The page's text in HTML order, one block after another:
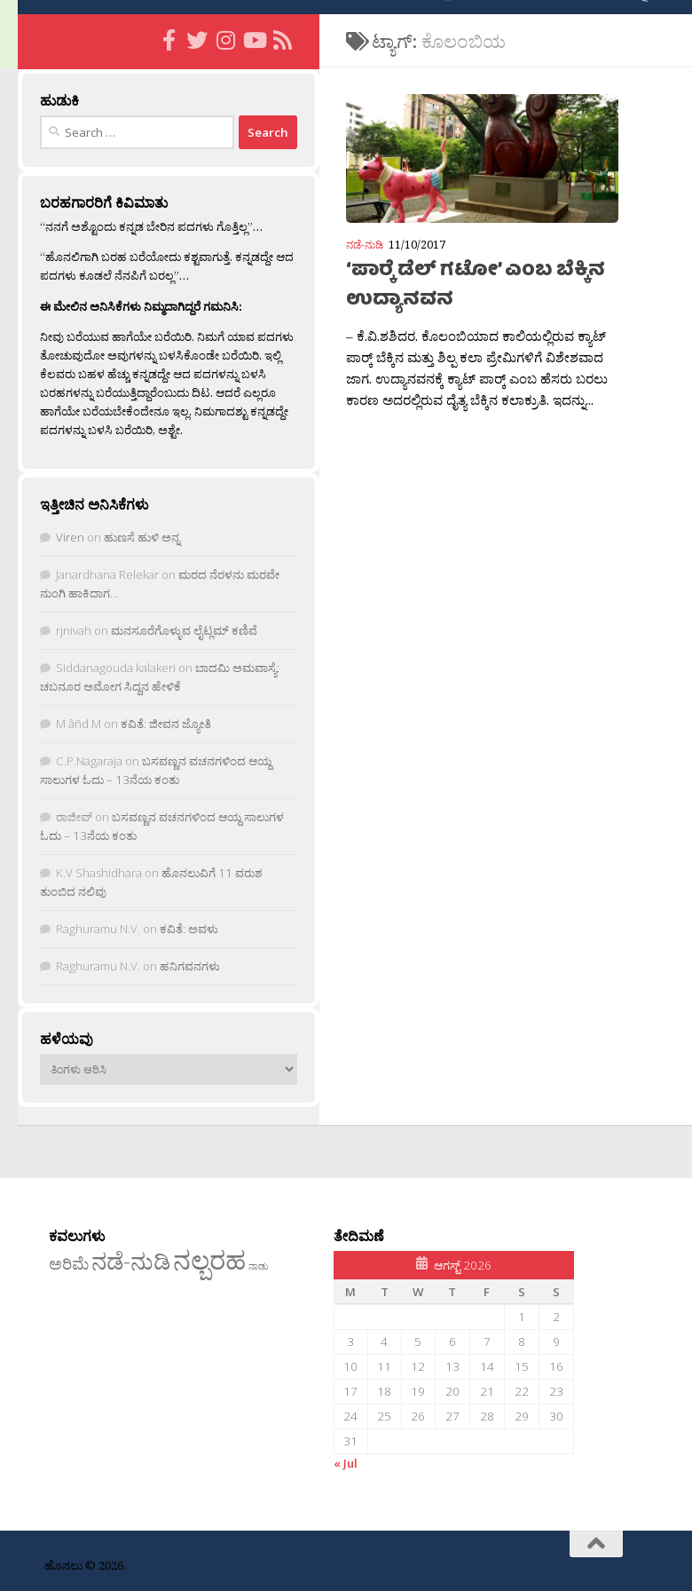
ಟ್ಯಾಗ್: ಕೊಲಂಬಿಯ
ನಡೆ-ನುಡಿ 11/10/2017
‘ಪಾರ‍್ಕೆ ಡೆಲ್ ಗಟೋ’ ಎಂಬ ಬೆಕ್ಕಿನ
ಉದ್ಯಾನವನ
– ಕೆ.ವಿ.ಶಶಿದರ. ಕೊಲಂಬಿಯಾದ ಕಾಲಿಯಲ್ಲಿರುವ ಕ್ಯಾಟ್
ಪಾರ‍್ಕ್ ಬೆಕ್ಕಿನ ಮತ್ತು ಶಿಲ್ಪ ಕಲಾ ಪ್ರೇಮಿಗಳಿಗೆ ವಿಶೇಶವಾದ
ಜಾಗ. ಉದ್ಯಾನವನಕ್ಕೆ ಕ್ಯಾಟ್ ಪಾರ‍್ಕ್ ಎಂಬ ಹೆಸರು ಬರಲು
ಕಾರಣ ಅದರಲ್ಲಿರುವ ದೈತ್ಯ ಬೆಕ್ಕಿನ ಕಲಾಕ್ರುತಿ. ಇದನ್ನು...
ಹುಡುಕಿ
Search
ಬರಹಗಾರರಿಗೆ ಕಿವಿಮಾತು
“ನನಗೆ ಅಶ್ಟೊಂದು ಕನ್ನಡ ಬೇರಿನ ಪದಗಳು ಗೊತ್ತಿಲ್ಲ”…
“ಹೊನಲಿಗಾಗಿ ಬರಹ ಬರೆಯೋದು ಕಶ್ಟವಾಗುತ್ತೆ. ಕನ್ನಡದ್ದೇ ಆದ
ಪದಗಳು ಕೂಡಲೆ ನೆನಪಿಗೆ ಬರಲ್ಲ”…
ಈ ಮೇಲಿನ ಅನಿಸಿಕೆಗಳು ನಿಮ್ಮದಾಗಿದ್ದರೆ ಗಮನಿಸಿ:
ನೀವು ಬರೆಯುವ ಹಾಗೆಯೇ ಬರೆಯಿರಿ. ನಿಮಗೆ ಯಾವ ಪದಗಳು
ತೋಚುವುದೋ ಅವುಗಳನ್ನು ಬಳಸಿಕೊಂಡೇ ಬರೆಯಿರಿ. ಇಲ್ಲಿ
ಕೆಲವರು ಬಹಳ ಹೆಚ್ಚು ಕನ್ನಡದ್ದೇ ಆದ ಪದಗಳನ್ನು ಬಳಸಿ
ಬರಹಗಳನ್ನು ಬರೆಯುತ್ತಿದ್ದಾರೆಂಬುದು ದಿಟ. ಆದರೆ ಎಲ್ಲರೂ
ಹಾಗೆಯೇ ಬರೆಯಬೇಕೆಂದೇನೂ ಇಲ್ಲ. ನಿಮಗಾದಶ್ಟು ಕನ್ನಡದ್ದೇ
ಪದಗಳನ್ನು ಬಳಸಿ ಬರೆಯಿರಿ, ಅಶ್ಟೇ.
ಇತ್ತೀಚಿನ ಅನಿಸಿಕೆಗಳು
Viren on ಹುಣಸೆ ಹುಳಿ ಅನ್ನ
Janardhana Relekar on ಮರದ ನೆರಳನು ಮರವೇ
ನುಂಗಿ ಹಾಕಿದಾಗ…
rjnivah on ಮನಸೂರೆಗೊಳ್ಳುವ ಲೈಟ್ಲಮ್ ಕಣಿವೆ
Siddanagouda kalakeri on ಬಾದಮಿ ಅಮವಾಸ್ಯೆ:
ಚಬನೂರ ಅಮೋಗ ಸಿದ್ದನ ಹೇಳಿಕೆ
M âñd M on ಕವಿತೆ: ಜೀವನ ಜ್ಯೋತಿ
C.P.Nagaraja on ಬಸವಣ್ಣನ ವಚನಗಳಿಂದ ಆಯ್ದ
ಸಾಲುಗಳ ಓದು – 13ನೆಯ ಕಂತು
ರಾಜೀವ್ on ಬಸವಣ್ಣನ ವಚನಗಳಿಂದ ಆಯ್ದ ಸಾಲುಗಳ
ಓದು – 13ನೆಯ ಕಂತು
K.V Shashidhara on ಹೊನಲುವಿಗೆ 11 ವರುಶ
ತುಂಬಿದ ನಲಿವು
Raghuramu N.V. on ಕವಿತೆ: ಅವಳು
Raghuramu N.V. on ಹನಿಗವನಗಳು
ಹಳೆಯವು
ಹಳೆಯವು
ಕವಲುಗಳು
ಅರಿಮೆನಡೆ-ನುಡಿನಲ್ಬರಹ ನಾಡು
ತೇದಿಮಣೆ
ಆಗಸ್ಟ್ 2026
M
T W T F S
S
1
2
3
4 5 6 7 8
9
10
11 12 13 14 15
16
17
18 19 20 21 22
23
24
25 26 27 28 29
30
31
« Jul
ಹೊನಲು © 2026.